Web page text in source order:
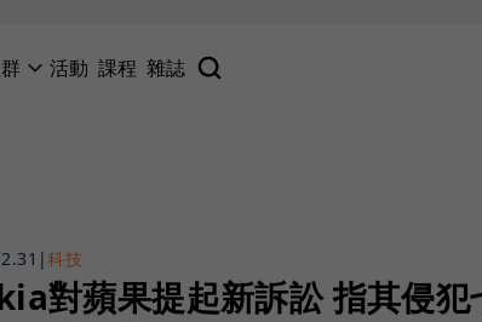
活動 課程 雜誌
|科技
對蘋果提起新訴訟 指其侵犯